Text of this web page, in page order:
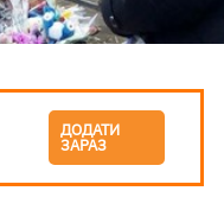
ДОДАТИ
ЗАРАЗ